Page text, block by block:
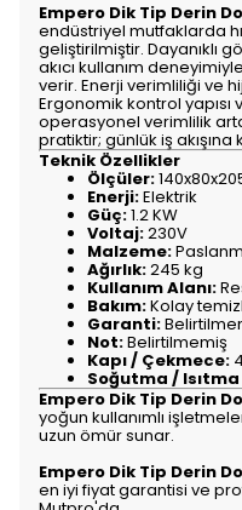
Empero Dik Tip Derin
endüstriyel mutfaklarda
geliştirilmiştir. Dayanıklı
akıcı kullanım
verir. Enerji verimliliği ve
Ergonomik kontrol yapısı
operasyonel verimlilik
pratiktir; günlük iş
Teknik Özellikler
Ölçüler:
Enerji:Elektrik
Güç:1.2 KW
Voltaj:230V
Malzeme:
Ağırlık:245 kg
Kullanım Alanı:
Bakım:Kolay
Garanti:
Not:Belirtilmemiş
Kapı / Çekmece:
Soğutma / Isıtma
Empero Dik Tip Derin
yoğun kullanımlı
uzun ömür sunar.
Empero Dik Tip Derin
en iyi fiyat garantisi ve